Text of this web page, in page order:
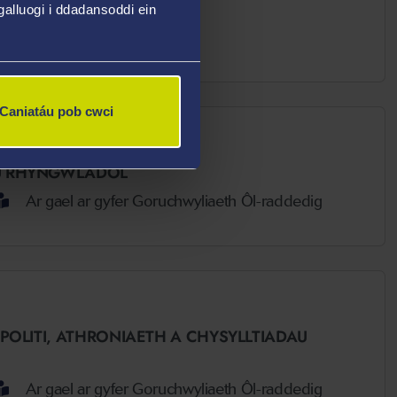
i ddadansoddi ein
Caniatáu pob cwci
RHYNGWLADOL
Ar gael ar gyfer Goruchwyliaeth Ôl-raddedig
POLITI, ATHRONIAETH A CHYSYLLTIADAU
Ar gael ar gyfer Goruchwyliaeth Ôl-raddedig